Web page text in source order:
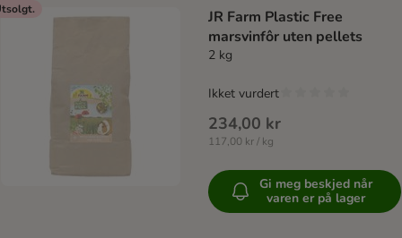
JR Farm Plastic Free
marsvinfôr uten pellets
2 kg
234,00 kr
117,00 kr / kg
Ikket vurdert
Gi meg beskjed når
varen er på lager